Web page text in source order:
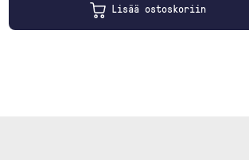
Lisää ostoskoriin